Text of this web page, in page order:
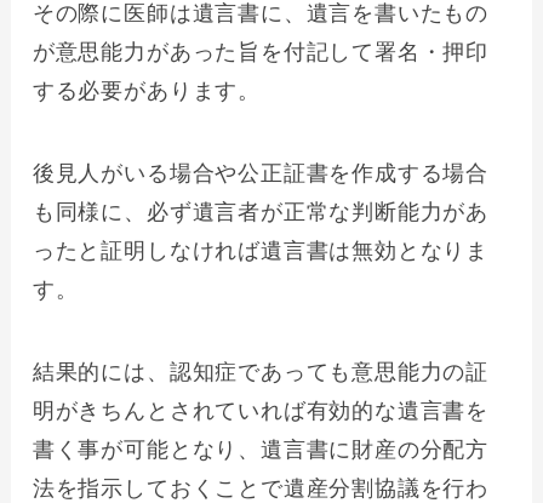
その際に医師は遺言書に、遺言を書いたもの
が意思能力があった旨を付記して署名・押印
する必要があります。
後見人がいる場合や公正証書を作成する場合
も同様に、必ず遺言者が正常な判断能力があ
ったと証明しなければ遺言書は無効となりま
す。
結果的には、認知症であっても意思能力の証
明がきちんとされていれば有効的な遺言書を
書く事が可能となり、遺言書に財産の分配方
法を指示しておくことで遺産分割協議を行わ